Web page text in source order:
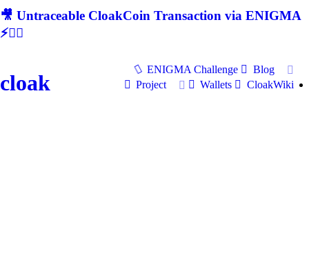
🎥 Untraceable CloakCoin Transaction via ENIGMA
⚡🕵‍♂
cloak
ENIGMA Challenge
Blog
Project
Wallets CloakWiki